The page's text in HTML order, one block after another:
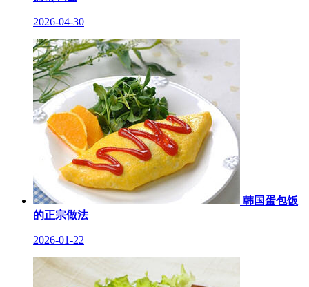
2026-04-30
韩国蛋包饭
的正宗做法
2026-01-22